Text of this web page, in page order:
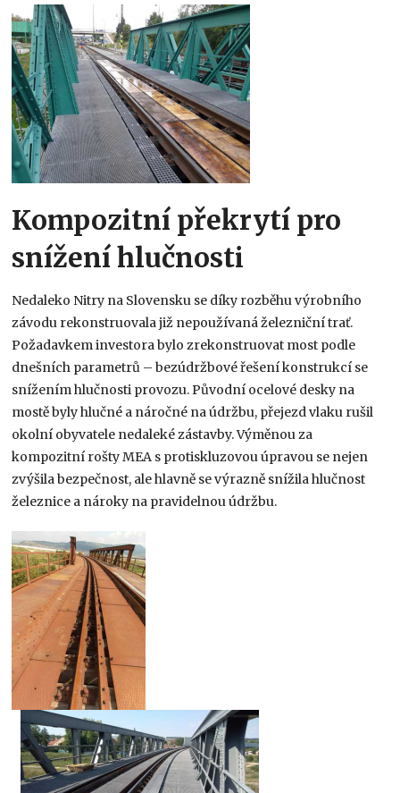
Kompozitní překrytí pro
snížení hlučnosti
Nedaleko Nitry na Slovensku se díky rozběhu výrobního
závodu rekonstruovala již nepoužívaná železniční trať.
Požadavkem investora bylo zrekonstruovat most podle
dnešních parametrů – bezúdržbové řešení konstrukcí se
snížením hlučnosti provozu. Původní ocelové desky na
mostě byly hlučné a náročné na údržbu, přejezd vlaku rušil
okolní obyvatele nedaleké zástavby. Výměnou za
kompozitní rošty MEA s protiskluzovou úpravou se nejen
zvýšila bezpečnost, ale hlavně se výrazně snížila hlučnost
železnice a nároky na pravidelnou údržbu.